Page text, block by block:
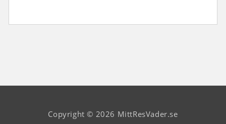
Copyright © 2026 MittResVader.se